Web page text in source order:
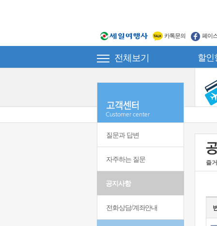
카톡문의 페이
전체보기 할인
질문과 답변
자주하는 질문
공지사항
전화상담/계좌안내
즐